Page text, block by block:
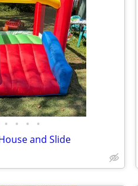
• • • •
and Slide